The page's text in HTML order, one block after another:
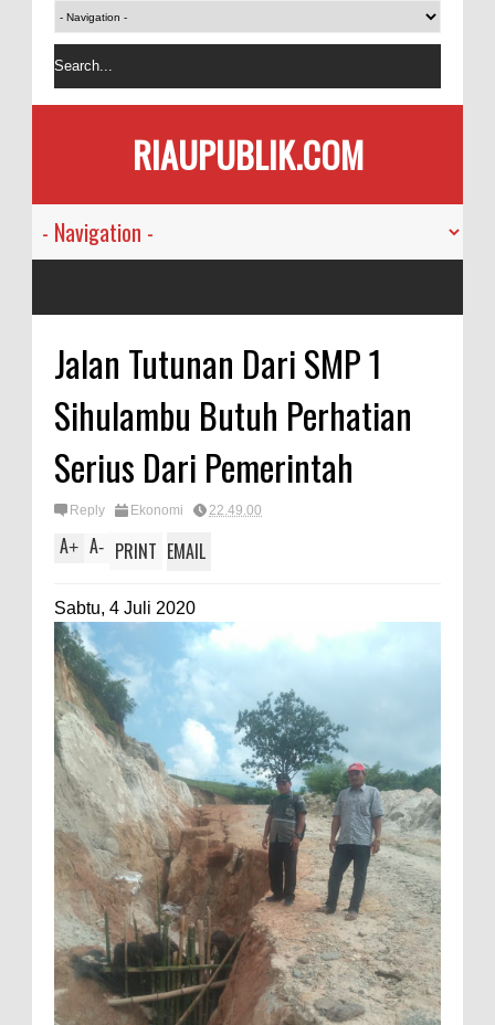
RIAUPUBLIK.COM
Jalan Tutunan Dari SMP 1
Sihulambu Butuh Perhatian
Serius Dari Pemerintah
Reply Ekonomi 22.49.00
A+ A- PRINT EMAIL
Sabtu, 4 Juli 2020